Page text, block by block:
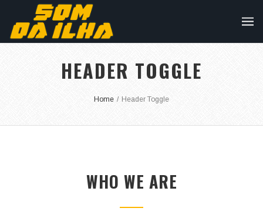
HEADER TOGGLE
Home / Header Toggle
WHO WE ARE